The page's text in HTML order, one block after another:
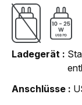
Ladegerät
Anschlüsse